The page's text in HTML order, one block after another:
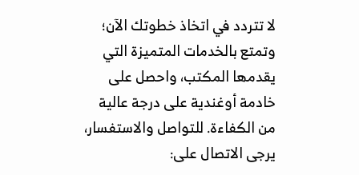
لا تتردد في اتخاذ خطوتك الآن؛
وتمتع بالخدمات المتميزة التي
يقدمها المكتب، واحصل على
خادمة أوغندية على درجة عالية
من الكفاءة. للتواصل والاستفسار،
يرجى الاتصال على: